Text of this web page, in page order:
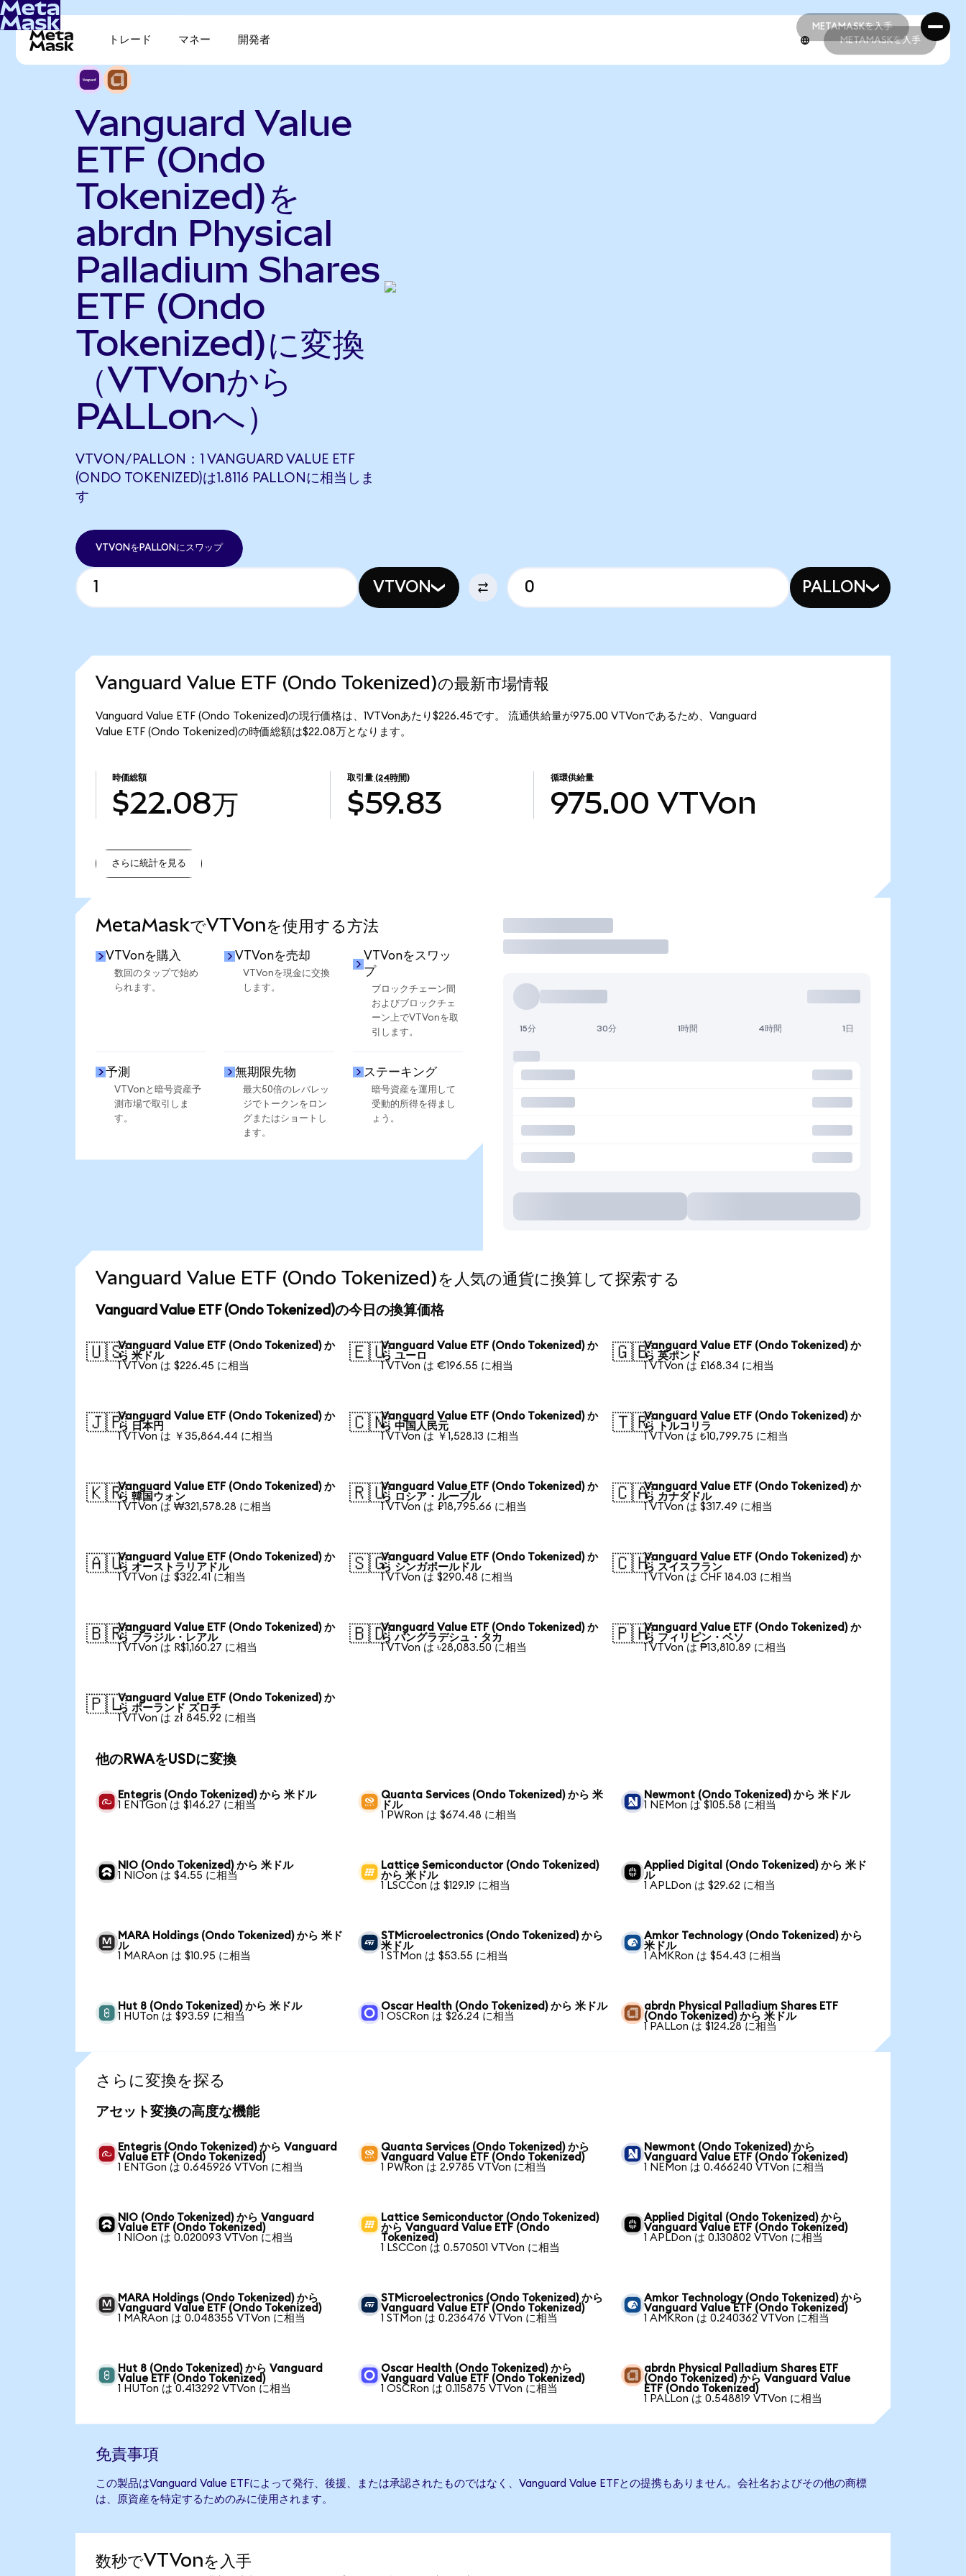
METAMASKを入手
METAMASKを入手
トレード マネー 開発者 METAMASKを入手
Vanguard Value
ETF (Ondo
Tokenized)を
abrdn Physical
Palladium Shares
ETF (Ondo
Tokenized)に変換
（VTVonから
PALLonへ）
VTVON/PALLON：1 VANGUARD VALUE ETF
(ONDO TOKENIZED)は1.8116 PALLONに相当しま
す
VTVONをPALLONにスワップ
VTVON PALLON
Vanguard Value ETF (Ondo Tokenized)の最新市場情報
Vanguard Value ETF (Ondo Tokenized)の現行価格は、1VTVonあたり$226.45です。 流通供給量が975.00 VTVonであるため、Vanguard
Value ETF (Ondo Tokenized)の時価総額は$22.08万となります。
時価総額
$22.08万
取引量 (24時間)
$59.83
循環供給量
975.00 VTVon
さらに統計を見る
MetaMaskでVTVonを使用する方法
VTVonを購入
数回のタップで始め
られます。
VTVonを売却
VTVonを現金に交換
します。
VTVonをスワッ
プ
ブロックチェーン間
およびブロックチェ
ーン上でVTVonを取
引します。
予測
VTVonと暗号資産予
測市場で取引しま
す。
無期限先物
最大50倍のレバレッ
ジでトークンをロン
グまたはショートし
ます。
ステーキング
暗号資産を運用して
受動的所得を得まし
ょう。
取引
15分 30分 1時間 4時間 1日
Vanguard Value ETF (Ondo Tokenized)を人気の通貨に換算して探索する
Vanguard Value ETF (Ondo Tokenized)の今日の換算価格
🇺🇸Vanguard Value ETF (Ondo Tokenized) か
ら 米ドル
1 VTVon は $226.45 に相当
🇪🇺Vanguard Value ETF (Ondo Tokenized) か
ら ユーロ
1 VTVon は €196.55 に相当
🇬🇧Vanguard Value ETF (Ondo Tokenized) か
ら 英ポンド
1 VTVon は £168.34 に相当
🇯🇵Vanguard Value ETF (Ondo Tokenized) か
ら 日本円
1 VTVon は ￥35,864.44 に相当
🇨🇳Vanguard Value ETF (Ondo Tokenized) か
ら 中国人民元
1 VTVon は ￥1,528.13 に相当
🇹🇷Vanguard Value ETF (Ondo Tokenized) か
ら トルコリラ
1 VTVon は ₺10,799.75 に相当
🇰🇷Vanguard Value ETF (Ondo Tokenized) か
ら 韓国ウォン
1 VTVon は ₩321,578.28 に相当
🇷🇺Vanguard Value ETF (Ondo Tokenized) か
ら ロシア・ルーブル
1 VTVon は ₽18,795.66 に相当
🇨🇦Vanguard Value ETF (Ondo Tokenized) か
ら カナダドル
1 VTVon は $317.49 に相当
🇦🇺Vanguard Value ETF (Ondo Tokenized) か
ら オーストラリアドル
1 VTVon は $322.41 に相当
🇸🇬Vanguard Value ETF (Ondo Tokenized) か
ら シンガポールドル
1 VTVon は $290.48 に相当
🇨🇭Vanguard Value ETF (Ondo Tokenized) か
ら スイスフラン
1 VTVon は CHF 184.03 に相当
🇧🇷Vanguard Value ETF (Ondo Tokenized) か
ら ブラジル・レアル
1 VTVon は R$1,160.27 に相当
🇧🇩Vanguard Value ETF (Ondo Tokenized) か
ら バングラデシュ・タカ
1 VTVon は ৳28,083.50 に相当
🇵🇭Vanguard Value ETF (Ondo Tokenized) か
ら フィリピン・ペソ
1 VTVon は ₱13,810.89 に相当
🇵🇱Vanguard Value ETF (Ondo Tokenized) か
ら ポーランド ズロチ
1 VTVon は zł 845.92 に相当
他のRWAをUSDに変換
Entegris (Ondo Tokenized) から 米ドル
1 ENTGon は $146.27 に相当
Quanta Services (Ondo Tokenized) から 米
ドル
1 PWRon は $674.48 に相当
Newmont (Ondo Tokenized) から 米ドル
1 NEMon は $105.58 に相当
NIO (Ondo Tokenized) から 米ドル
1 NIOon は $4.55 に相当
Lattice Semiconductor (Ondo Tokenized)
から 米ドル
1 LSCCon は $129.19 に相当
Applied Digital (Ondo Tokenized) から 米ド
ル
1 APLDon は $29.62 に相当
MARA Holdings (Ondo Tokenized) から 米ド
ル
1 MARAon は $10.95 に相当
STMicroelectronics (Ondo Tokenized) から
米ドル
1 STMon は $53.55 に相当
Amkor Technology (Ondo Tokenized) から
米ドル
1 AMKRon は $54.43 に相当
Hut 8 (Ondo Tokenized) から 米ドル
1 HUTon は $93.59 に相当
Oscar Health (Ondo Tokenized) から 米ドル
1 OSCRon は $26.24 に相当
abrdn Physical Palladium Shares ETF
(Ondo Tokenized) から 米ドル
1 PALLon は $124.28 に相当
さらに変換を探る
アセット変換の高度な機能
Entegris (Ondo Tokenized) から Vanguard
Value ETF (Ondo Tokenized)
1 ENTGon は 0.645926 VTVon に相当
Quanta Services (Ondo Tokenized) から
Vanguard Value ETF (Ondo Tokenized)
1 PWRon は 2.9785 VTVon に相当
Newmont (Ondo Tokenized) から
Vanguard Value ETF (Ondo Tokenized)
1 NEMon は 0.466240 VTVon に相当
NIO (Ondo Tokenized) から Vanguard
Value ETF (Ondo Tokenized)
1 NIOon は 0.020093 VTVon に相当
Lattice Semiconductor (Ondo Tokenized)
から Vanguard Value ETF (Ondo
Tokenized)
1 LSCCon は 0.570501 VTVon に相当
Applied Digital (Ondo Tokenized) から
Vanguard Value ETF (Ondo Tokenized)
1 APLDon は 0.130802 VTVon に相当
MARA Holdings (Ondo Tokenized) から
Vanguard Value ETF (Ondo Tokenized)
1 MARAon は 0.048355 VTVon に相当
STMicroelectronics (Ondo Tokenized) から
Vanguard Value ETF (Ondo Tokenized)
1 STMon は 0.236476 VTVon に相当
Amkor Technology (Ondo Tokenized) から
Vanguard Value ETF (Ondo Tokenized)
1 AMKRon は 0.240362 VTVon に相当
Hut 8 (Ondo Tokenized) から Vanguard
Value ETF (Ondo Tokenized)
1 HUTon は 0.413292 VTVon に相当
Oscar Health (Ondo Tokenized) から
Vanguard Value ETF (Ondo Tokenized)
1 OSCRon は 0.115875 VTVon に相当
abrdn Physical Palladium Shares ETF
(Ondo Tokenized) から Vanguard Value
ETF (Ondo Tokenized)
1 PALLon は 0.548819 VTVon に相当
免責事項
この製品はVanguard Value ETFによって発行、後援、または承認されたものではなく、Vanguard Value ETFとの提携もありません。会社名およびその他の商標
は、原資産を特定するためのみに使用されます。
数秒でVTVonを入手